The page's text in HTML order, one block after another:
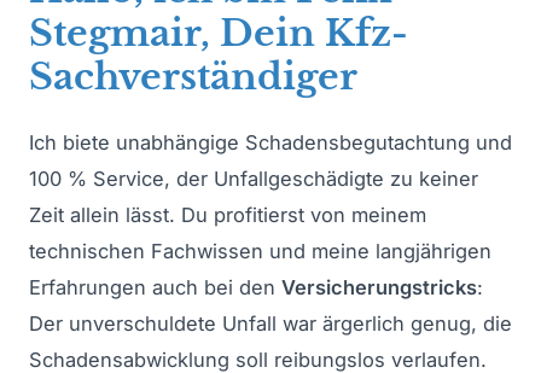
Stegmair, Dein Kfz-
Sachverständiger
Ich biete unabhängige Schadensbegutachtung und
100 % Service, der Unfallgeschädigte zu keiner
Zeit allein lässt. Du profitierst von meinem
technischen Fachwissen und meine langjährigen
Erfahrungen auch bei den Versicherungstricks:
Der unverschuldete Unfall war ärgerlich genug, die
Schadensabwicklung soll reibungslos verlaufen.